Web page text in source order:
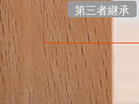
第三者継承